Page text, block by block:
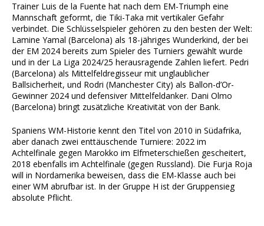
Trainer Luis de la Fuente hat nach dem EM-Triumph eine
Mannschaft geformt, die Tiki-Taka mit vertikaler Gefahr
verbindet. Die Schlüsselspieler gehören zu den besten der Welt:
Lamine Yamal (Barcelona) als 18-jähriges Wunderkind, der bei
der EM 2024 bereits zum Spieler des Turniers gewählt wurde
und in der La Liga 2024/25 herausragende Zahlen liefert. Pedri
(Barcelona) als Mittelfeldregisseur mit unglaublicher
Ballsicherheit, und Rodri (Manchester City) als Ballon-d’Or-
Gewinner 2024 und defensiver Mittelfeldanker. Dani Olmo
(Barcelona) bringt zusätzliche Kreativität von der Bank.
Spaniens WM-Historie kennt den Titel von 2010 in Südafrika,
aber danach zwei enttäuschende Turniere: 2022 im
Achtelfinale gegen Marokko im Elfmeterschießen gescheitert,
2018 ebenfalls im Achtelfinale (gegen Russland). Die Furja Roja
will in Nordamerika beweisen, dass die EM-Klasse auch bei
einer WM abrufbar ist. In der Gruppe H ist der Gruppensieg
absolute Pflicht.